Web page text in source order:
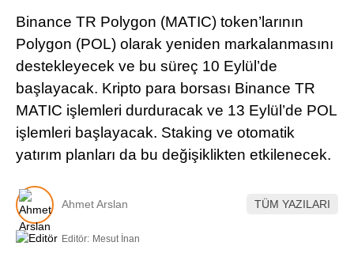
LinkedIn
Telegram
Binance TR Polygon (MATIC) token’larının
Polygon (POL) olarak yeniden markalanmasını
destekleyecek ve bu süreç 10 Eylül’de
başlayacak. Kripto para borsası Binance TR
MATIC işlemleri durduracak ve 13 Eylül’de POL
işlemleri başlayacak. Staking ve otomatik
yatırım planları da bu değişiklikten etkilenecek.
Ahmet Arslan TÜM YAZILARI
Editör: Mesut İnan